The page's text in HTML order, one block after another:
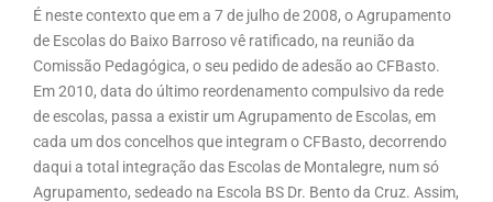
É neste contexto que em a 7 de julho de 2008, o Agrupamento
de Escolas do Baixo Barroso vê ratificado, na reunião da
Comissão Pedagógica, o seu pedido de adesão ao CFBasto.
Em 2010, data do último reordenamento compulsivo da rede
de escolas, passa a existir um Agrupamento de Escolas, em
cada um dos concelhos que integram o CFBasto, decorrendo
daqui a total integração das Escolas de Montalegre, num só
Agrupamento, sedeado na Escola BS Dr. Bento da Cruz. Assim,